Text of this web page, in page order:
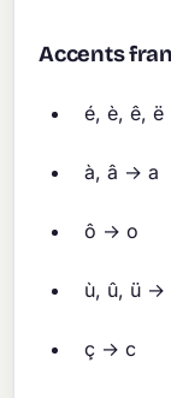
Accents
é, è, ê,
à, â → a
ô → o
ù, û, ü →
ç → c